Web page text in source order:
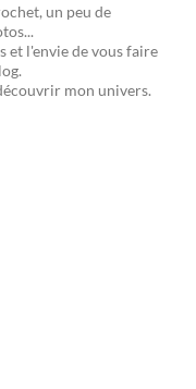
un peu de
et l'envie de vous faire
mon univers.